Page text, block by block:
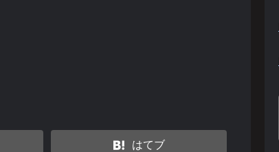
はてブ